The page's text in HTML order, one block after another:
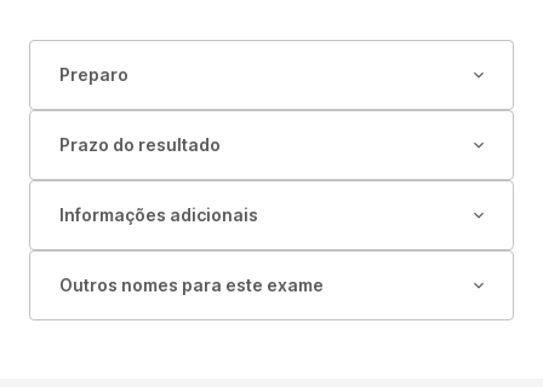
Preparo
Prazo do resultado
Informações adicionais
Outros nomes para este exame